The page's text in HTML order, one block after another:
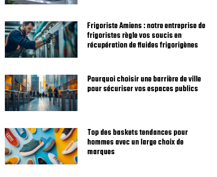
Frigoriste Amiens : notre entreprise de
frigoristes règle vos soucis en
récupération de fluides frigorigènes
Pourquoi choisir une barrière de ville
pour sécuriser vos espaces publics
Top des baskets tendances pour
hommes avec un large choix de
marques